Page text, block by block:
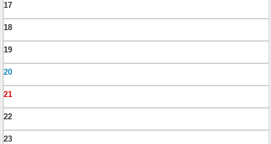
17
18
19
20
21
22
23